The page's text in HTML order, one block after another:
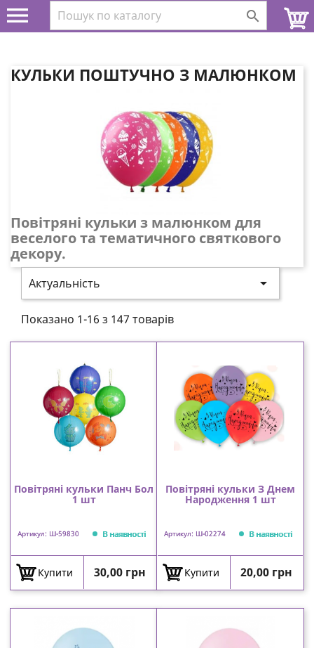
 
КУЛЬКИ ПОШТУЧНО З МАЛЮНКОМ
Повітряні кульки з малюнком для
веселого та тематичного святкового
декору.
Актуальність 
Показано 1-16 з 147 товарів
Повітряні кульки Панч Бол
1 шт
Артикул: Ш-59830 В наявності
Купити Ціна
30,00 грн
Повітряні кульки З Днем
Народження 1 шт
Артикул: Ш-02274 В наявності
Купити Ціна
20,00 грн